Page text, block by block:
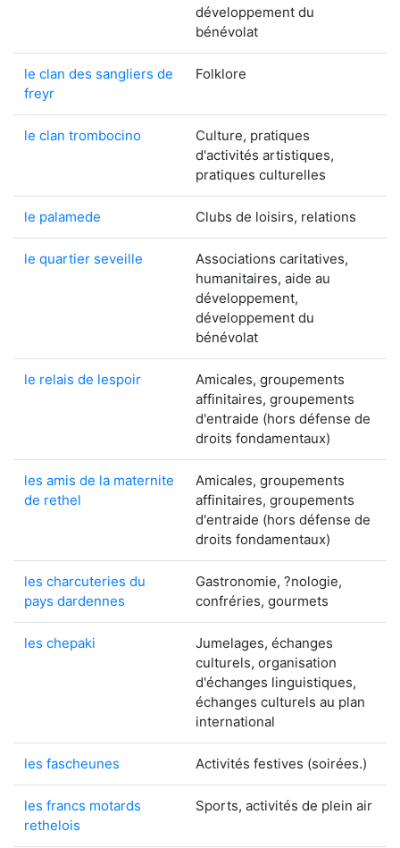
développement du
bénévolat
le clan des sangliers de
freyr
Folklore
le clan trombocino
Culture, pratiques
d'activités artistiques,
pratiques culturelles
le palamede Clubs de loisirs, relations
le quartier seveille
Associations caritatives,
humanitaires, aide au
développement,
développement du
bénévolat
le relais de lespoir
Amicales, groupements
affinitaires, groupements
d'entraide (hors défense de
droits fondamentaux)
les amis de la maternite
de rethel
Amicales, groupements
affinitaires, groupements
d'entraide (hors défense de
droits fondamentaux)
les charcuteries du
pays dardennes
Gastronomie, ?nologie,
confréries, gourmets
les chepaki
Jumelages, échanges
culturels, organisation
d'échanges linguistiques,
échanges culturels au plan
international
les fascheunes Activités festives (soirées.)
les francs motards
rethelois
Sports, activités de plein air